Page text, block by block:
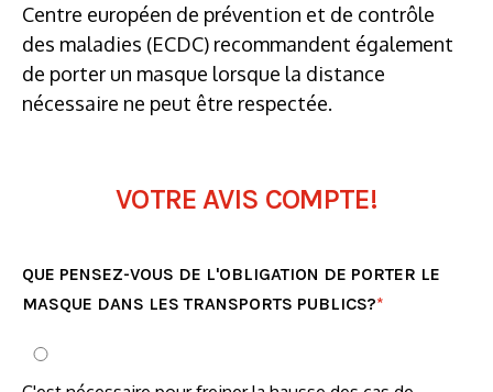
Centre européen de prévention et de contrôle
des maladies (ECDC) recommandent également
de porter un masque lorsque la distance
nécessaire ne peut être respectée.
VOTRE AVIS COMPTE!
QUE PENSEZ-VOUS DE L'OBLIGATION DE PORTER LE
MASQUE DANS LES TRANSPORTS PUBLICS?*